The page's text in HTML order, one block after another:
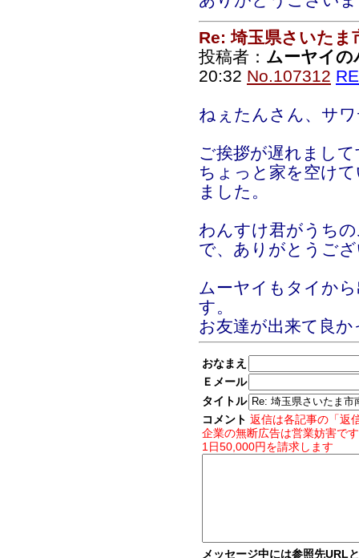
Re: 埼玉県さいたま
投稿者： ムーヤイの
20:32 No.107312
ねぇたんさん、サ
ご挨拶が遅れまし
ちょっと家を空け
ました。
わんすけ君がうち
で、ありがとうご
ムーヤイもタイか
す。
お友達が出来て良
おなまえ
Ｅメール
タイトル
コメント 返信は各記事の「返
企業の無断広告は営業妨害で
1日50,000円を請求します
メッセージ中には参照先URL